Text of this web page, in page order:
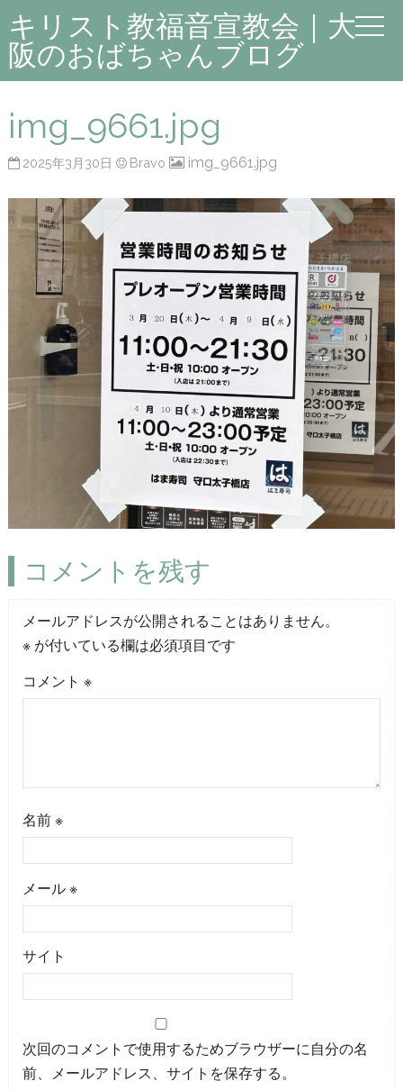
キリスト教福音宣教会｜大
阪のおばちゃんブログ
img_9661.jpg
2025年3月30日 Bravo img_9661.jpg
コメントを残す
メールアドレスが公開されることはありません。
※が付いている欄は必須項目です
コメント ※
名前 ※
メール ※
サイト
次回のコメントで使用するためブラウザーに自分の名
前、メールアドレス、サイトを保存する。